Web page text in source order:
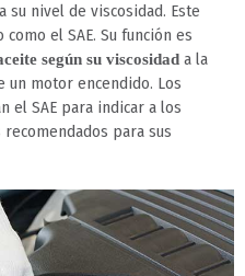
su nivel de viscosidad. Este
el SAE. Su función es
según su viscosidad a la
motor encendido. Los
el SAE para indicar a los
para sus